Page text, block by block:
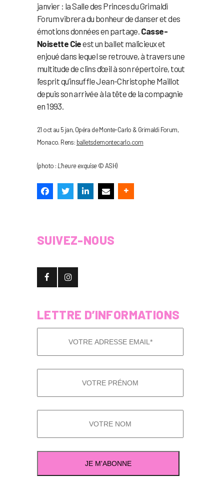
janvier : la Salle des Princes du Grimaldi
Forum vibrera du bonheur de danser et des
émotions données en partage. Casse-
Noisette Cieest un ballet malicieux et
enjoué dans lequel se retrouve, à travers une
multitude de clins d’œil à son répertoire, tout
l’esprit qu’insuffle Jean-Christophe Maillot
depuis son arrivée à la tête de la compagnie
en 1993.
21 oct au 5 jan, Opéra de Monte-Carlo & Grimaldi Forum,
Monaco. Rens: balletsdemontecarlo.com
(photo : L’heure exquise© ASH)
SUIVEZ-NOUS
LETTRE D’INFORMATIONS